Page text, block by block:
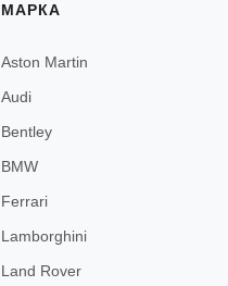
МАРКА
Aston Martin
Audi
Bentley
BMW
Ferrari
Lamborghini
Land Rover